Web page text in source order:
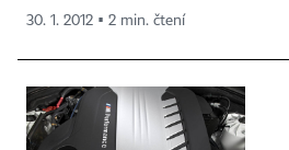
30. 1. 2012 ▪ 2 min. čtení